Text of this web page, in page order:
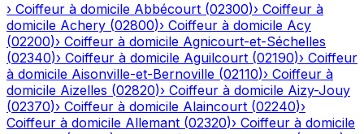
› Coiffeur à domicile Abbécourt (02300)› Coiffeur à
domicile Achery (02800)› Coiffeur à domicile Acy
(02200)› Coiffeur à domicile Agnicourt-et-Séchelles
(02340)› Coiffeur à domicile Aguilcourt (02190)› Coiffeur
à domicile Aisonville-et-Bernoville (02110)› Coiffeur à
domicile Aizelles (02820)› Coiffeur à domicile Aizy-Jouy
(02370)› Coiffeur à domicile Alaincourt (02240)›
Coiffeur à domicile Allemant (02320)› Coiffeur à domicile